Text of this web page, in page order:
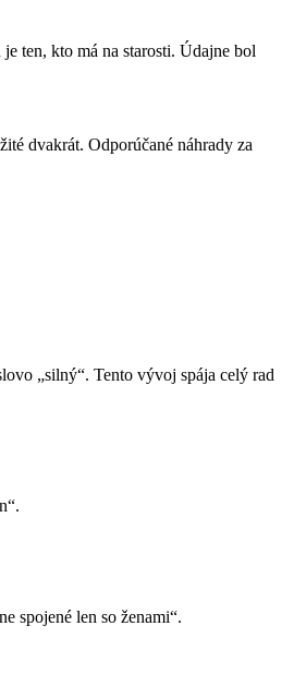
ten, kto má na starosti. Údajne bol
dvakrát. Odporúčané náhrady za
„silný“. Tento vývoj spája celý rad
spojené len so ženami“.